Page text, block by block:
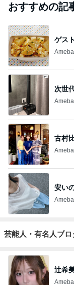
おすすめの記
ゲス
次世
古村
安い
芸能人・有名人ブ
辻希